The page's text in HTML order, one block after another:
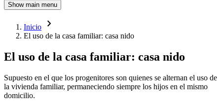
Show main menu
Ruta
navegación
Inicio navigate_next
El uso de la casa familiar: casa nido
El uso de la casa familiar: casa nido
Supuesto en el que los progenitores son quienes se alternan el uso de
la vivienda familiar, permaneciendo siempre los hijos en el mismo
domicilio.